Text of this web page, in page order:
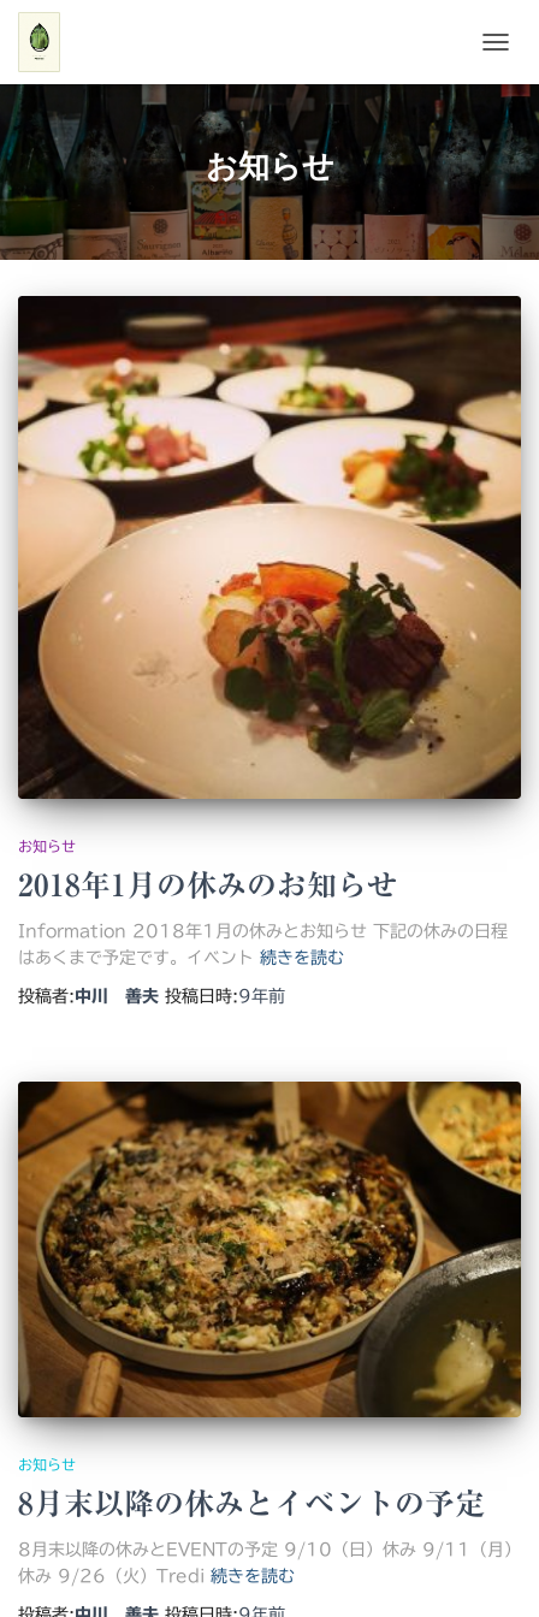
ビ
ゲ
ー
シ
ョ
を
切
え
お知らせ
お知らせ
2018年1月の休みのお知らせ
Information 2018年1月の休みとお知らせ 下記の休みの日程
はあくまで予定です。イベント 続きを読む
投稿者:中川 善夫 投稿日時:9年前
お知らせ
8月末以降の休みとイベントの予定
8月末以降の休みとEVENTの予定 9/10（日）休み 9/11（月）
休み 9/26（火）Tredi 続きを読む